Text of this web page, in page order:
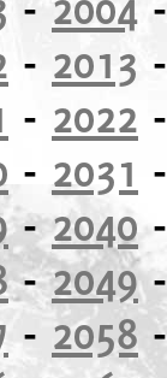
- 2013
- 2022
- 2031
-2040
-2049
- 2058